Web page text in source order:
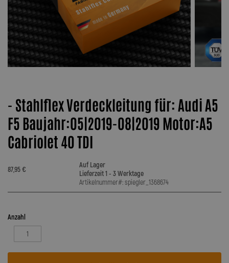
- Stahlflex Verdeckleitung für: Audi A5
F5 Baujahr:05|2019-08|2019 Motor:A5
Cabriolet 40 TDI
87,95 €
Auf Lager
Lieferzeit 1 - 3 Werktage
Artikelnummer#: spiegler_1368674
Anzahl